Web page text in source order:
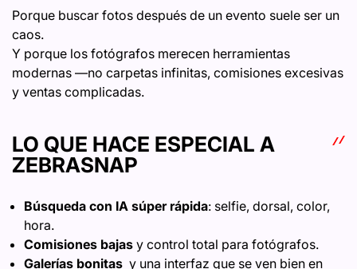
Porque buscar fotos después de un evento suele ser un
caos.
Y porque los fotógrafos merecen herramientas
modernas —no carpetas infinitas, comisiones excesivas
y ventas complicadas.
LO QUE HACE ESPECIAL A
ZEBRASNAP
Búsqueda con IA súper rápida: selfie, dorsal, color,
hora.
Comisiones bajas y control total para fotógrafos.
Galerías bonitas y una interfaz que se ven bien en